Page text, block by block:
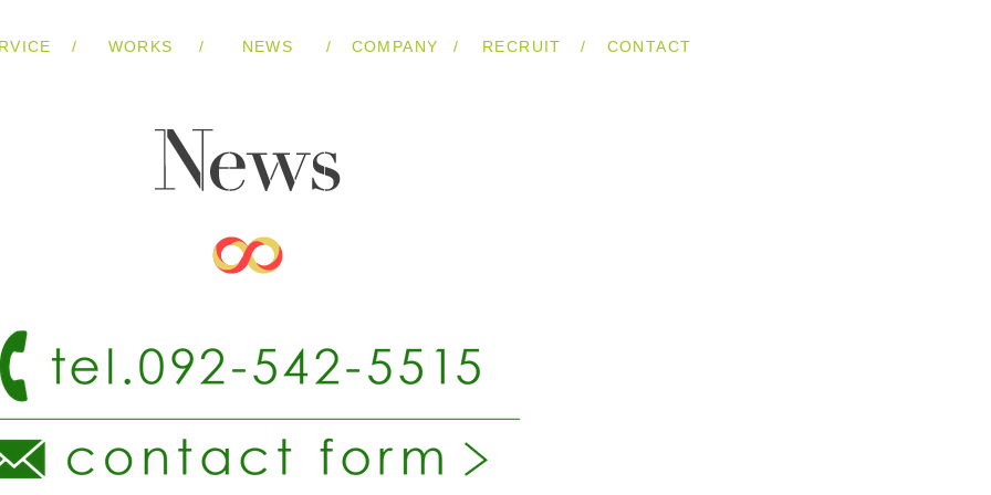
/ WORKS / NEWS / COMPANY / RECRUIT / CONTACT